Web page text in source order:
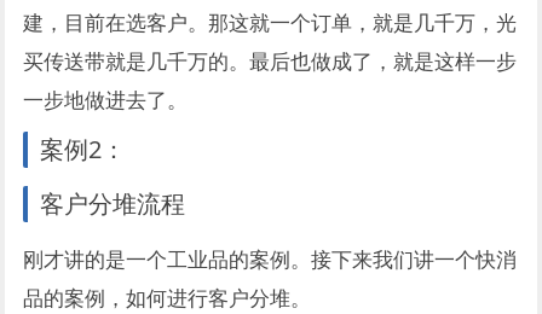
建，目前在选客户。那这就一个订单，就是几千万，光
买传送带就是几千万的。最后也做成了，就是这样一步
一步地做进去了。
案例2：
客户分堆流程
刚才讲的是一个工业品的案例。接下来我们讲一个快消
品的案例，如何进行客户分堆。